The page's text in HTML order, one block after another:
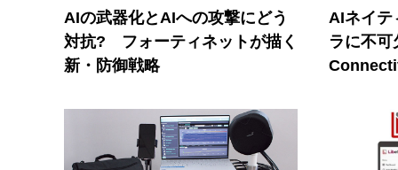
AIの武器化とAIへの攻撃にどう
対抗? フォーティネットが描く
新・防御戦略
AIネイテ
ラに不